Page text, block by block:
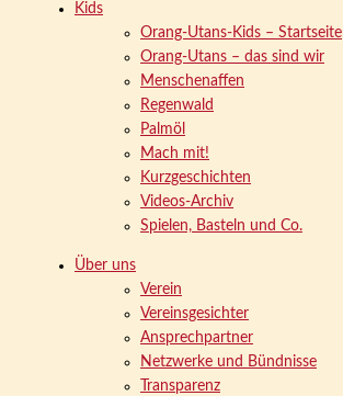
Kids
Orang-Utans-Kids – Startseite
Orang-Utans – das sind wir
Menschenaffen
Regenwald
Palmöl
Mach mit!
Kurzgeschichten
Videos-Archiv
Spielen, Basteln und Co.
Über uns
Verein
Vereinsgesichter
Ansprechpartner
Netzwerke und Bündnisse
Transparenz